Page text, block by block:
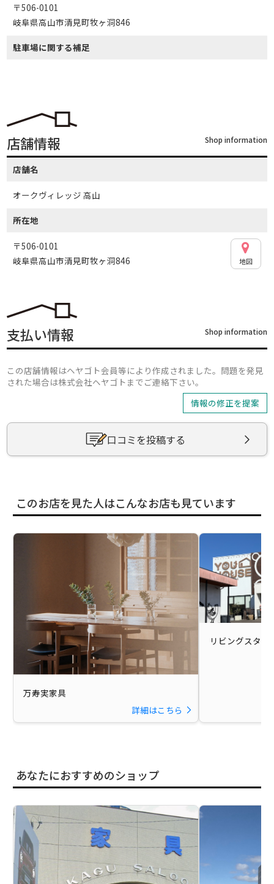
〒506-0101
岐阜県高山市清見町牧ヶ洞846
駐車場に関する補足
店舗情報 Shop information
店舗名
オークヴィレッジ 高山
所在地
〒506-0101
岐阜県高山市清見町牧ヶ洞846
地図
支払い情報 Shop information
この店舗情報はヘヤゴト会員等により作成されました。問題を発見
された場合は株式会社ヘヤゴトまでご連絡下さい。
情報の修正を提案
口コミを投稿する
このお店を見た人はこんなお店も見ています
万寿実家具
詳細はこちら
リビングスタ
あなたにおすすめのショップ